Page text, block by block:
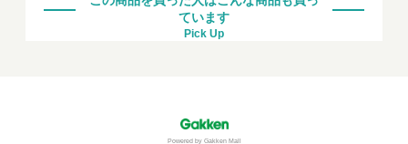
ています
Pick Up
Powered by Gakken Mall